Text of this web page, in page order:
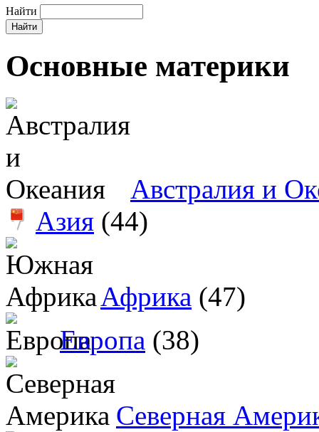
Найти
Основные материки
Австралия и
Азия (44)
Африка (47)
Европа (38)
Северная